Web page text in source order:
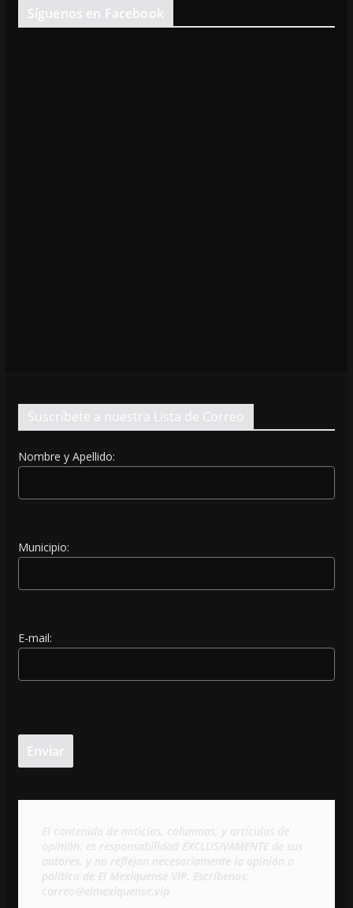
Síguenos en Facebook
Suscríbete a nuestra Lista de Correo
Nombre y Apellido:
Municipio:
E-mail: